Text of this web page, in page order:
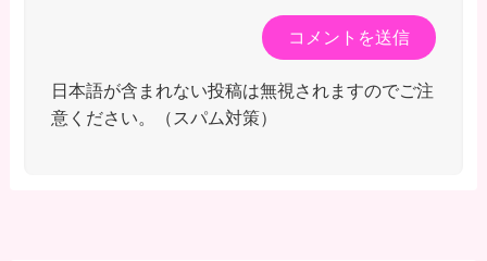
日本語が含まれない投稿は無視されますのでご注
意ください。（スパム対策）